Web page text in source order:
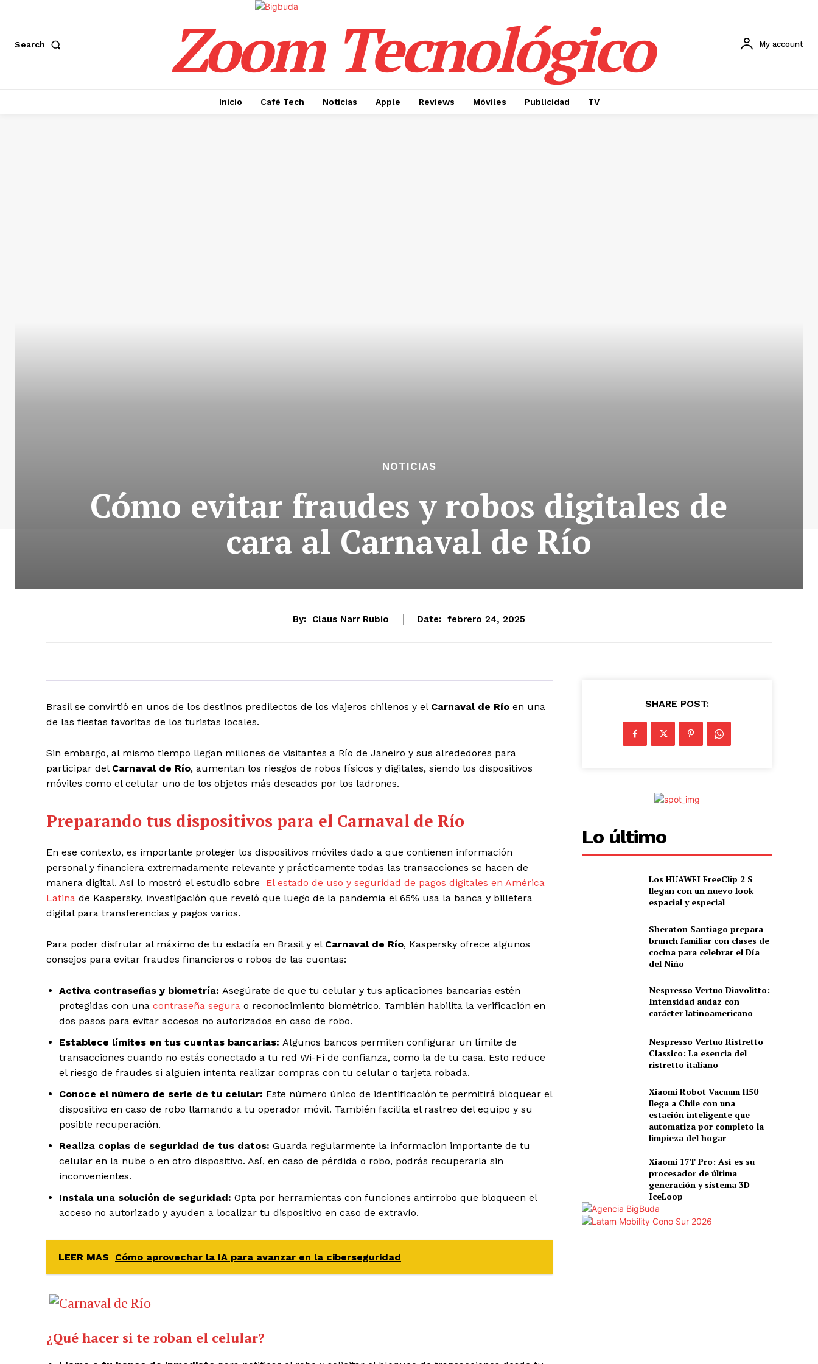
Search Zoom Tecnológico My account
Inicio Café Tech Noticias Apple Reviews Móviles Publicidad TV
NOTICIAS
Cómo evitar fraudes y robos digitales de
cara al Carnaval de Río
By: Claus Narr Rubio Date: febrero 24, 2025
Brasil se convirtió en unos de los destinos predilectos de los viajeros chilenos y el Carnaval de Río en una
de las fiestas favoritas de los turistas locales.
Sin embargo, al mismo tiempo llegan millones de visitantes a Río de Janeiro y sus alrededores para
participar del Carnaval de Río, aumentan los riesgos de robos físicos y digitales, siendo los dispositivos
móviles como el celular uno de los objetos más deseados por los ladrones.
Preparando tus dispositivos para el Carnaval de Río
En ese contexto, es importante proteger los dispositivos móviles dado a que contienen información
personal y financiera extremadamente relevante y prácticamente todas las transacciones se hacen de
manera digital. Así lo mostró el estudio sobre El estado de uso y seguridad de pagos digitales en América
Latina de Kaspersky, investigación que reveló que luego de la pandemia el 65% usa la banca y billetera
digital para transferencias y pagos varios.
Para poder disfrutar al máximo de tu estadía en Brasil y el Carnaval de Río, Kaspersky ofrece algunos
consejos para evitar fraudes financieros o robos de las cuentas:
Activa contraseñas y biometría: Asegúrate de que tu celular y tus aplicaciones bancarias estén
protegidas con una contraseña segura o reconocimiento biométrico. También habilita la verificación en
dos pasos para evitar accesos no autorizados en caso de robo.
Establece límites en tus cuentas bancarias: Algunos bancos permiten configurar un límite de
transacciones cuando no estás conectado a tu red Wi-Fi de confianza, como la de tu casa. Esto reduce
el riesgo de fraudes si alguien intenta realizar compras con tu celular o tarjeta robada.
Conoce el número de serie de tu celular: Este número único de identificación te permitirá bloquear el
dispositivo en caso de robo llamando a tu operador móvil. También facilita el rastreo del equipo y su
posible recuperación.
Realiza copias de seguridad de tus datos: Guarda regularmente la información importante de tu
celular en la nube o en otro dispositivo. Así, en caso de pérdida o robo, podrás recuperarla sin
inconvenientes.
Instala una solución de seguridad: Opta por herramientas con funciones antirrobo que bloqueen el
acceso no autorizado y ayuden a localizar tu dispositivo en caso de extravío.
LEER MAS Cómo aprovechar la IA para avanzar en la ciberseguridad
¿Qué hacer si te roban el celular?
SHARE POST:
Lo último
Los HUAWEI FreeClip 2 S
llegan con un nuevo look
espacial y especial
Sheraton Santiago prepara
brunch familiar con clases de
cocina para celebrar el Día
del Niño
Nespresso Vertuo Diavolitto:
Intensidad audaz con
carácter latinoamericano
Nespresso Vertuo Ristretto
Classico: La esencia del
ristretto italiano
Xiaomi Robot Vacuum H50
llega a Chile con una
estación inteligente que
automatiza por completo la
limpieza del hogar
Xiaomi 17T Pro: Así es su
procesador de última
generación y sistema 3D
IceLoop